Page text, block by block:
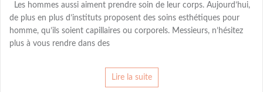
Les hommes aussi aiment prendre soin de leur corps. Aujourd’hui,
de plus en plus d’instituts proposent des soins esthétiques pour
homme, qu’ils soient capillaires ou corporels. Messieurs, n’hésitez
plus à vous rendre dans des
Lire la suite